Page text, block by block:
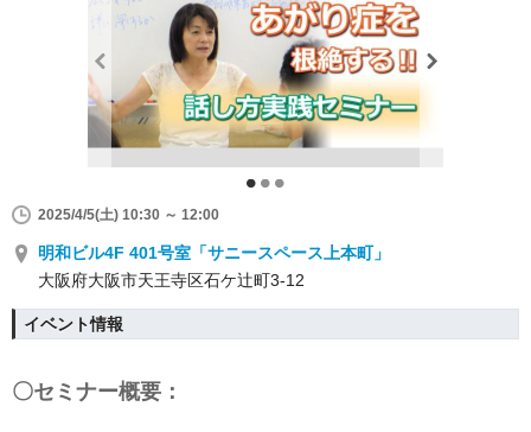
2025/4/5(土) 10:30 ～ 12:00
明和ビル4F 401号室「サニースペース上本町」
大阪府大阪市天王寺区石ケ辻町3-12
イベント情報
〇セミナー概要：